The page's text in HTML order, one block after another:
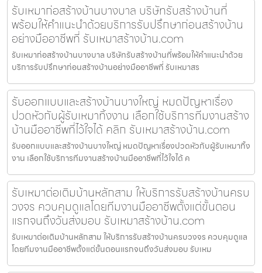
รับเหมาก่อสร้างบ้านบางบาล บริษัทรับสร้างบ้านที่
พร้อมให้คำแนะนำด้วยบริการรับปรึกษาก่อนสร้างบ้าน
อย่างมืออาชีพที่ รับเหมาสร้างบ้าน.com
รับเหมาก่อสร้างบ้านบางบาล บริษัทรับสร้างบ้านที่พร้อมให้คำแนะนำด้วย
บริการรับปรึกษาก่อนสร้างบ้านอย่างมืออาชีพที่ รับเหมาสร
รับออกแบบและสร้างบ้านบางใหญ่ หมดปัญหาเรื่อง
ปวดหัวกับผู้รับเหมาทิ้งงาน เลือกใช้บริการทีมงานสร้าง
บ้านมืออาชีพที่ไว้ใจได้ คลิก รับเหมาสร้างบ้าน.com
รับออกแบบและสร้างบ้านบางใหญ่ หมดปัญหาเรื่องปวดหัวกับผู้รับเหมาทิ้ง
งาน เลือกใช้บริการทีมงานสร้างบ้านมืออาชีพที่ไว้ใจได้ ค
รับเหมาต่อเติมบ้านหลักสาม ให้บริการรับสร้างบ้านครบ
วงจร ควบคุมดูแลโดยทีมงานมืออาชีพตั้งแต่ขั้นตอน
แรกจนถึงวันส่งมอบ รับเหมาสร้างบ้าน.com
รับเหมาต่อเติมบ้านหลักสาม ให้บริการรับสร้างบ้านครบวงจร ควบคุมดูแล
โดยทีมงานมืออาชีพตั้งแต่ขั้นตอนแรกจนถึงวันส่งมอบ รับเหม